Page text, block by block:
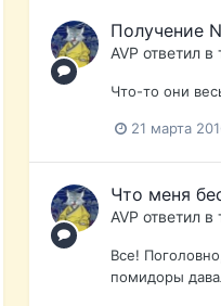
Получение
AVP ответил в
Что-то они
21 марта
Что меня
AVP ответил в
Все!
помидоры